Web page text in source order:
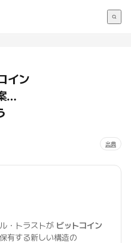
イン
…
出典
・トラストが ビットコイン
有する新しい構造の